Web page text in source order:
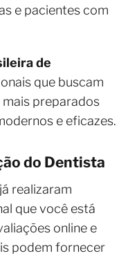
e pacientes com
de
que buscam
preparados
e eficazes.
do Dentista
realizaram
que você está
online e
podem fornecer